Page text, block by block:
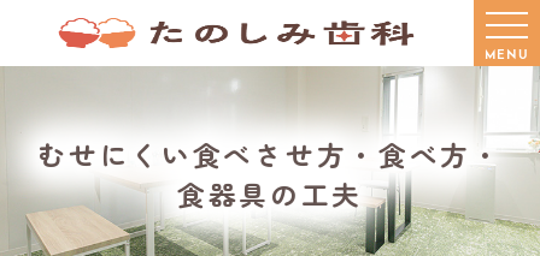
MENU
むせにくい食べさせ方・食べ方・
食器具の工夫